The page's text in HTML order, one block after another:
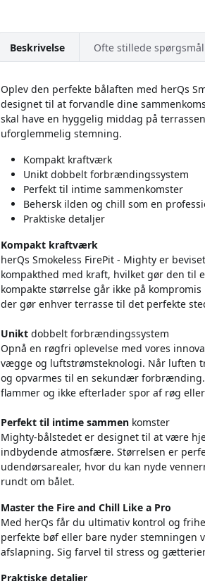
Beskrivelse Ofte stillede spørgsmål
Oplev den perfekte bålaften med herQs
designet til at forvandle dine
skal have en hyggelig middag på
uforglemmelig stemning.
Kompakt kraftværk
Unikt dobbelt forbrændingssystem
Perfekt til intime sammenkomster
Behersk ilden og chill som en
Praktiske detaljer
Kompakt kraftværk
herQs Smokeless FirePit - Mighty er
kompakthed med kraft, hvilket gør den
kompakte størrelse går ikke på
der gør enhver terrasse til det perfekte
Uniktdobbelt forbrændingssystem
Opnå en røgfri oplevelse med vores
vægge og luftstrømsteknologi. Når luften
og opvarmes til en sekundær
flammer og ikke efterlader spor af røg
Perfekt til intime sammenkomster
Mighty-bålstedet er designet til at være
indbydende atmosfære. Størrelsen er
udendørsarealer, hvor du kan nyde
rundt om bålet.
Master the Fire and Chill Like a Pro
Med herQs får du ultimativ kontrol og
perfekte bøf eller bare nyder
afslapning. Sig farvel til stress og
Praktiske detaljer